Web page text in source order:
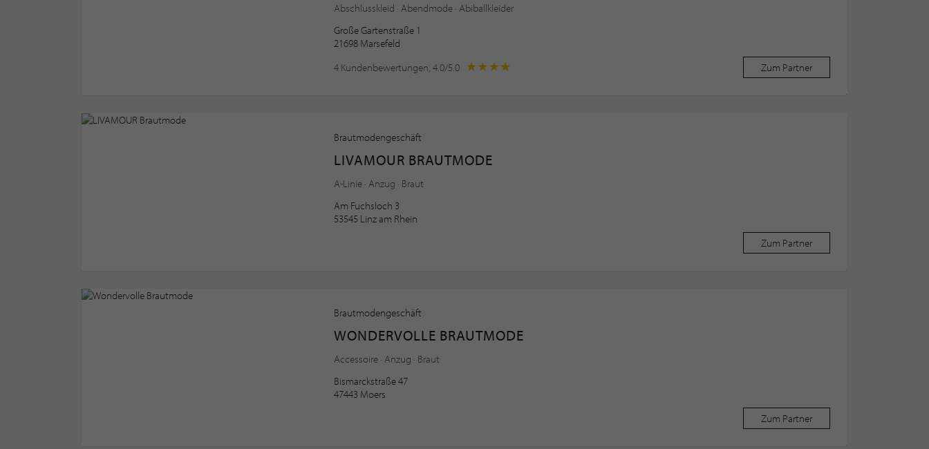
Abschlusskleid · Abendmode · Abiballkleider
Große Gartenstraße 1
21698 Marsefeld
4 Kundenbewertungen, 4.0/5.0
Zum Partner
Brautmodengeschäft
LIVAMOUR BRAUTMODE
A-Linie · Anzug · Braut
Am Fuchsloch 3
53545 Linz am Rhein
Zum Partner
Brautmodengeschäft
WONDERVOLLE BRAUTMODE
Accessoire · Anzug · Braut
Bismarckstraße 47
47443 Moers
Zum Partner